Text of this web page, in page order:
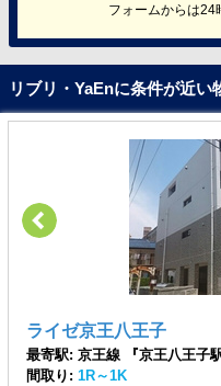
フォームからは24
リブリ・YaEnに条件が近い
ライゼ京王八王子
最寄駅: 京王線 『京王八王子
間取り: 1R～1K